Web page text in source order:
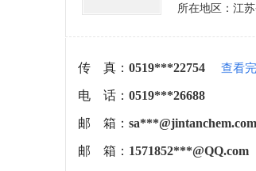
所在地区：江
传 真： 0519***22754 查看
电 话： 0519***26688
邮 箱： sa***@jintanchem.com
邮 箱： 1571852***@QQ.com